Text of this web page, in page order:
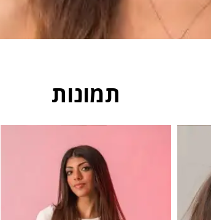
תמונות